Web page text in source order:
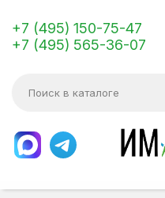
+7 (495) 150-75-47
+7 (495) 565-36-07